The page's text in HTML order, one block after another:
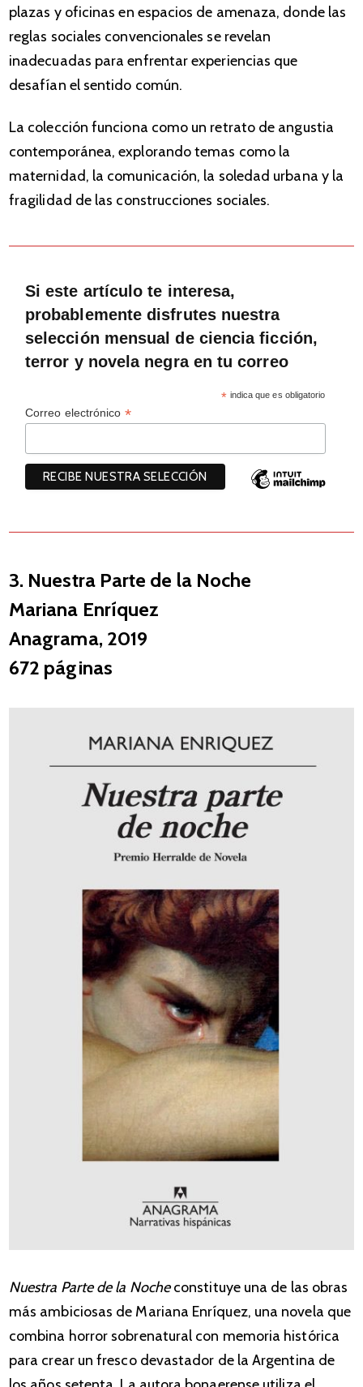
plazas y oficinas en espacios de amenaza, donde las
reglas sociales convencionales se revelan
inadecuadas para enfrentar experiencias que
desafían el sentido común.
La colección funciona como un retrato de angustia
contemporánea, explorando temas como la
maternidad, la comunicación, la soledad urbana y la
fragilidad de las construcciones sociales.
Si este artículo te interesa,
probablemente disfrutes nuestra
selección mensual de ciencia ficción,
terror y novela negra en tu correo
* indica que es obligatorio
Correo electrónico *
3. Nuestra Parte de la Noche
Mariana Enríquez
Anagrama, 2019
672 páginas
Nuestra Parte de la Nocheconstituye una de las obras
más ambiciosas de Mariana Enríquez, una novela que
combina horror sobrenatural con memoria histórica
para crear un fresco devastador de la Argentina de